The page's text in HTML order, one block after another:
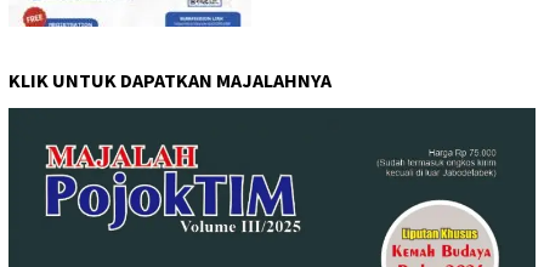
KLIK UNTUK DAPATKAN MAJALAHNYA